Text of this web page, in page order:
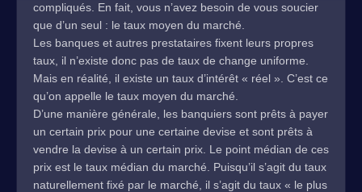
compliqués. En fait, vous n’avez besoin de vous soucier
que d’un seul : le taux moyen du marché.
Les banques et autres prestataires fixent leurs propres
taux, il n’existe donc pas de taux de change uniforme.
Mais en réalité, il existe un taux d’intérêt « réel ». C’est ce
qu’on appelle le taux moyen du marché.
D’une manière générale, les banquiers sont prêts à payer
un certain prix pour une certaine devise et sont prêts à
vendre la devise à un certain prix. Le point médian de ces
prix est le taux médian du marché. Puisqu’il s’agit du taux
naturellement fixé par le marché, il s’agit du taux « le plus